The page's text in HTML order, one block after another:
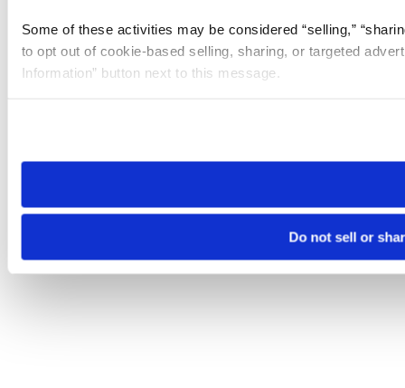
Some of these activities may be considered “selling,”
to opt out of cookie-based selling, sharing, or targeted
Information” button next to this message.
need to be set again.
Do not sell or